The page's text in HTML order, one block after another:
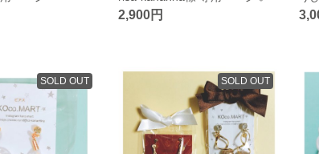
2,900円
SOLD OUT SOLD OUT